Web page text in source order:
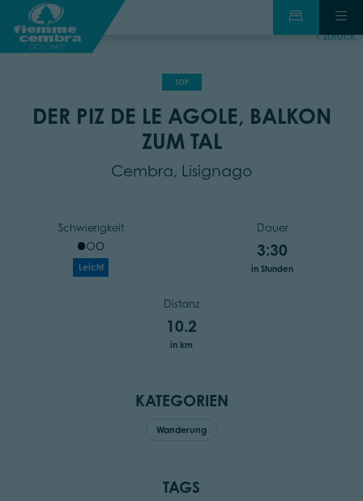
zurück
TOP
DER PIZ DE LE AGOLE, BALKON
ZUM TAL
Cembra, Lisignago
Schwierigkeit
Leicht
Dauer
3:30
in Stunden
Distanz
10.2
in km
KATEGORIEN
Wanderung
TAGS